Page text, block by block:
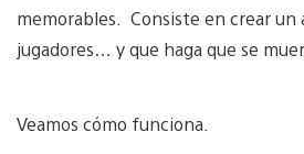
memorables. Consiste en crear un
jugadores… y que haga que se
Veamos cómo funciona.